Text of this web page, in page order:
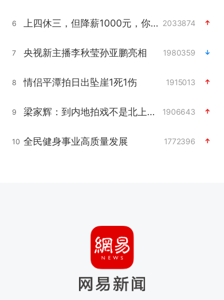
6 上四休三，但降薪1000元，你接受吗？ 2033874
7 央视新主播李秋莹孙亚鹏亮相 1980359
8 情侣平潭拍日出坠崖1死1伤 1915013
9 梁家辉：到内地拍戏不是北上是回归 1906643
10 全民健身事业高质量发展 1772396